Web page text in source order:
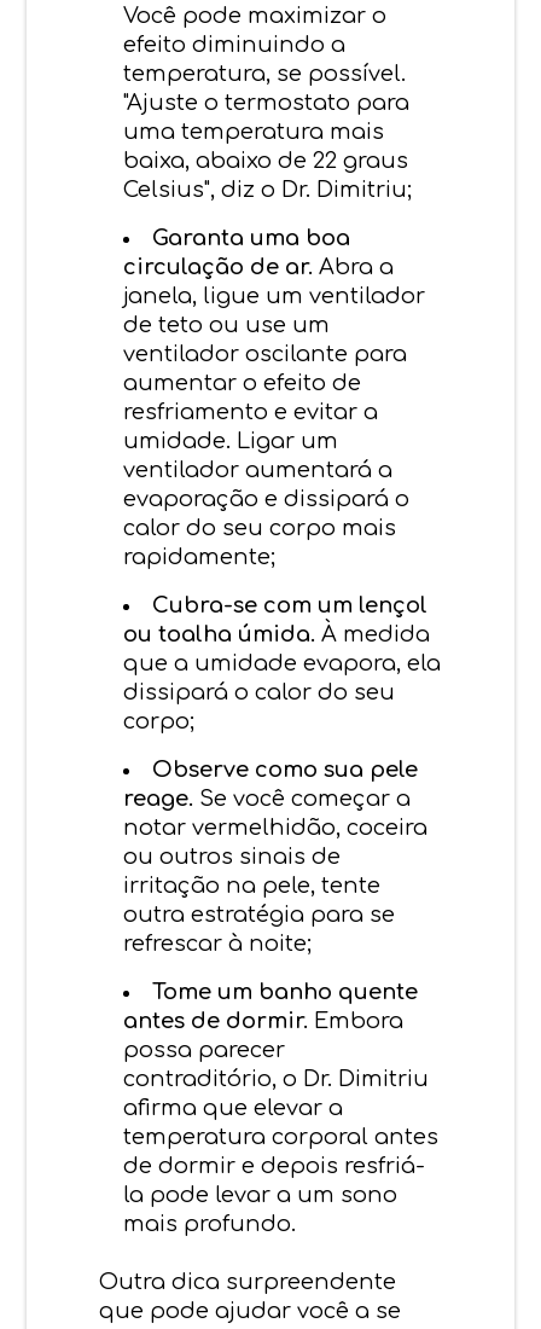
Você pode maximizar o
efeito diminuindo a
temperatura, se possível.
"Ajuste o termostato para
uma temperatura mais
baixa, abaixo de 22 graus
Celsius", diz o Dr. Dimitriu;
Garanta uma boa
circulação de ar. Abra a
janela, ligue um ventilador
de teto ou use um
ventilador oscilante para
aumentar o efeito de
resfriamento e evitar a
umidade. Ligar um
ventilador aumentará a
evaporação e dissipará o
calor do seu corpo mais
rapidamente;
Cubra-se com um lençol
ou toalha úmida. À medida
que a umidade evapora, ela
dissipará o calor do seu
corpo;
Observe como sua pele
reage. Se você começar a
notar vermelhidão, coceira
ou outros sinais de
irritação na pele, tente
outra estratégia para se
refrescar à noite;
Tome um banho quente
antes de dormir. Embora
possa parecer
contraditório, o Dr. Dimitriu
afirma que elevar a
temperatura corporal antes
de dormir e depois resfriá-
la pode levar a um sono
mais profundo.
Outra dica surpreendente
que pode ajudar você a se